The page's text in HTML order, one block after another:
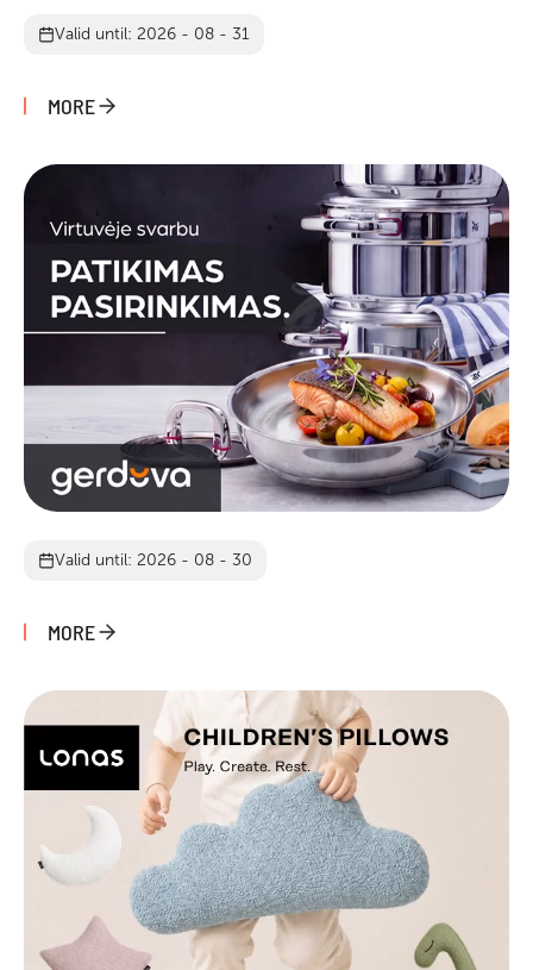
Valid until: 2026 - 08 - 31
MORE
Valid until: 2026 - 08 - 30
MORE